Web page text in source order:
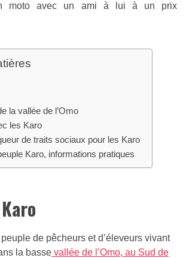
moto avec un ami à lui à un prix
la vallée de l’Omo
les Karo
de traits sociaux pour les Karo
Karo, informations pratiques
de pêcheurs et d’éleveurs vivant
la basse vallée de l’Omo, au Sud de